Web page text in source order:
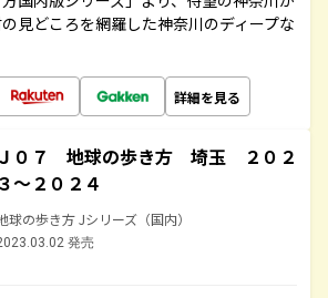
見どころを網羅した神奈川のディープな
詳細を見る
Ｊ０７ 地球の歩き方 埼玉 ２０２
３～２０２４
球の歩き方 Jシリーズ（国内）
発売